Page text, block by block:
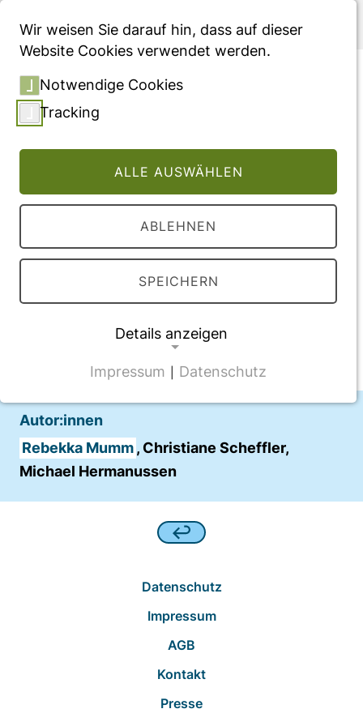
Menü
Developing differential
height, weight and body
mass index references for
girls that reflect the impact
of the menarche
Vollversion des Beitrages
DOI: 10.1111/apa.12625
2014
Autor:innen
Rebekka Mumm, Christiane Scheffler,
Michael Hermanussen
Datenschutz
Impressum
AGB
Kontakt
Presse
Wir weisen Sie darauf hin, dass auf dieser
Website Cookies verwendet werden.
Notwendige Cookies
Tracking
ALLE AUSWÄHLEN
ABLEHNEN
SPEICHERN
Details anzeigen
NOTWENDIGE COOKIES
CMS Cookie
Name:
fe_typo_user
Wir werten das Nutzerverhalten mit
Impressum Datenschutz